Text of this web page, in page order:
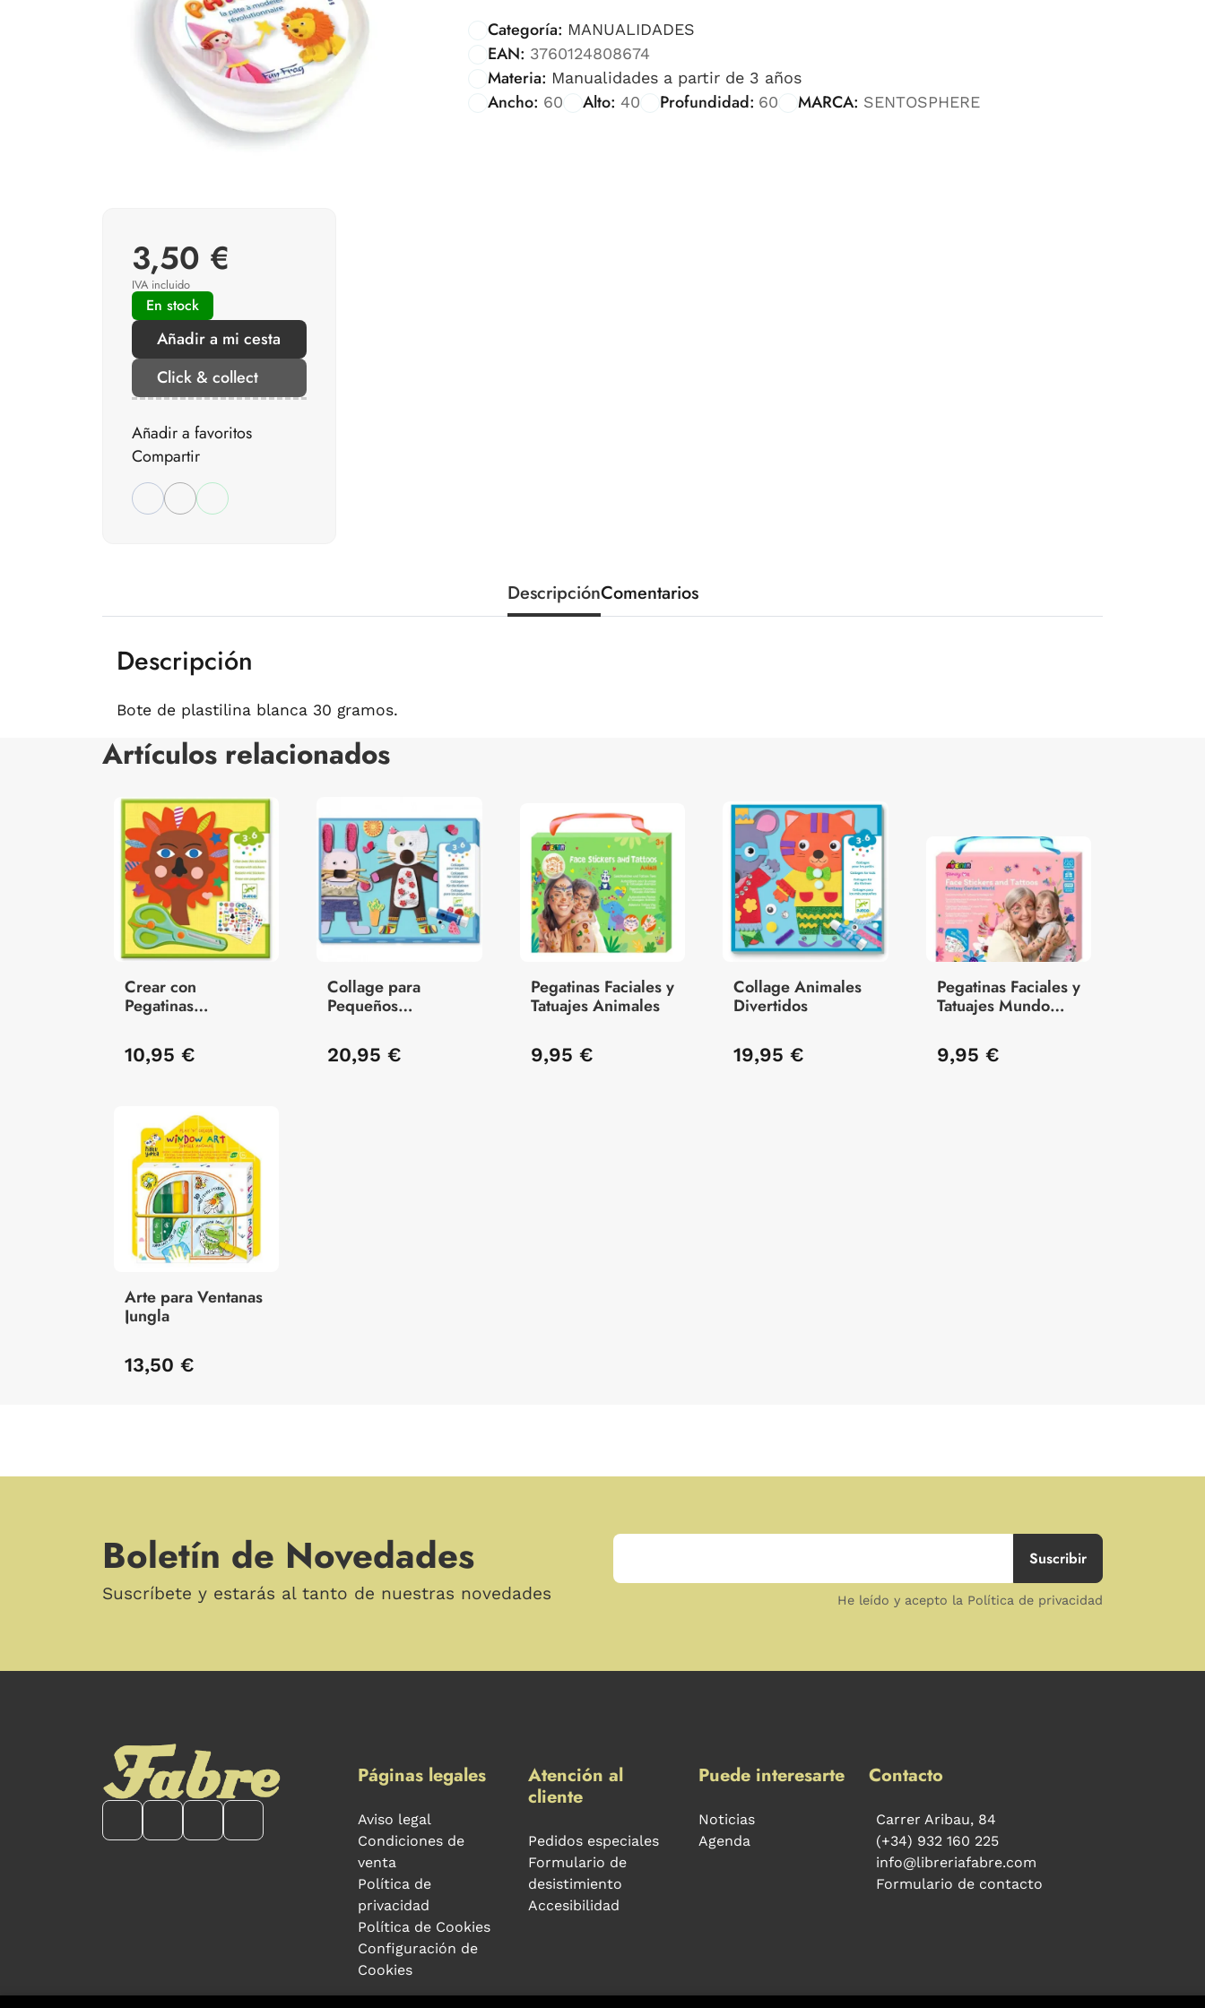
Categoría: MANUALIDADES
EAN: 3760124808674
Materia: Manualidades a partir de 3 años
Ancho: 60 Alto: 40 Profundidad: 60 MARCA: SENTOSPHERE
3,50 €
IVA incluido
En stock
Añadir a mi cesta
Click & collect
Añadir a favoritos
Compartir
DescripciónComentarios
Descripción
Bote de plastilina blanca 30 gramos.
Artículos relacionados
Crear con
Pegatinas
10,95 €
Collage para
Pequeños
20,95 €
Pegatinas Faciales y
Tatuajes Animales
9,95 €
Collage Animales
Divertidos
19,95 €
Pegatinas Faciales y
Tatuajes Mundo
9,95 €
Arte para Ventanas
Jungla
13,50 €
Boletín de Novedades
Suscríbete y estarás al tanto de nuestras novedades He leído y acepto la Política de privacidad
Páginas legales
Aviso legal
Condiciones de
venta
Política de
privacidad
Política de Cookies
Configuración de
Cookies
Atención al
cliente
Pedidos especiales
Formulario de
desistimiento
Accesibilidad
Puede interesarte
Noticias
Agenda
Contacto
Carrer Aribau, 84
(+34) 932 160 225
info@libreriafabre.com
Formulario de contacto